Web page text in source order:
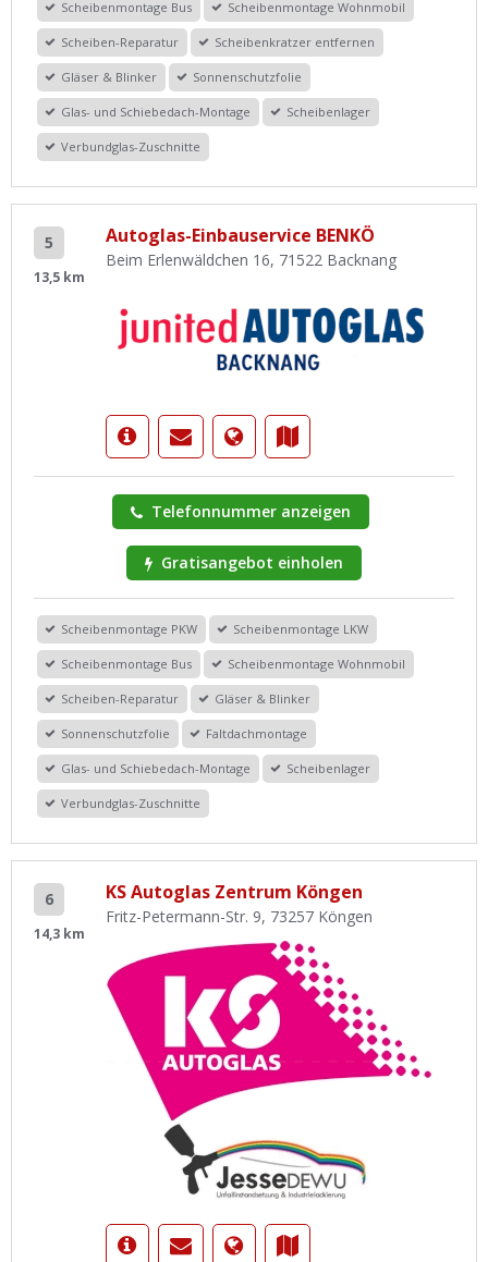
Scheibenmontage Bus Scheibenmontage Wohnmobil
Scheiben-Reparatur Scheibenkratzer entfernen
Gläser & Blinker Sonnenschutzfolie
Glas- und Schiebedach-Montage Scheibenlager
Verbundglas-Zuschnitte
5
13,5 km
Autoglas-Einbauservice BENKÖ
Beim Erlenwäldchen 16, 71522 Backnang
Telefonnummer anzeigen
Gratisangebot einholen
Scheibenmontage PKW Scheibenmontage LKW
Scheibenmontage Bus Scheibenmontage Wohnmobil
Scheiben-Reparatur Gläser & Blinker
Sonnenschutzfolie Faltdachmontage
Glas- und Schiebedach-Montage Scheibenlager
Verbundglas-Zuschnitte
6
14,3 km
KS Autoglas Zentrum Köngen
Fritz-Petermann-Str. 9, 73257 Köngen